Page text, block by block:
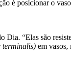
é posicionar o
“Elas são
terminalis) em vasos,